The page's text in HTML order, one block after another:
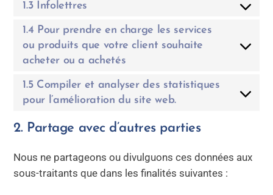
1.3 Infolettres
1.4 Pour prendre en charge les services
ou produits que votre client souhaite
acheter ou a achetés
1.5 Compiler et analyser des statistiques
pour l’amélioration du site web.
2. Partage avec d’autres parties
Nous ne partageons ou divulguons ces données aux
sous-traitants que dans les finalités suivantes :